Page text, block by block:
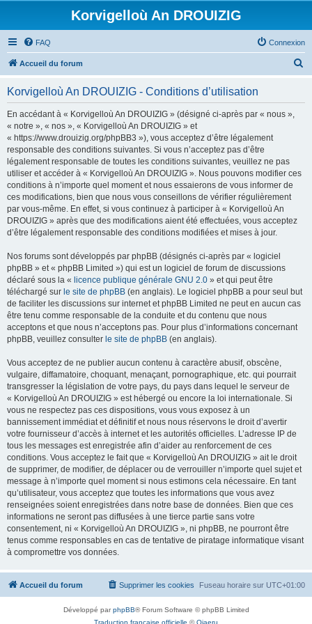
Korvigelloù An DROUIZIG
FAQ Connexion
Accueil du forum
Korvigelloù An DROUIZIG - Conditions d’utilisation
En accédant à « Korvigelloù An DROUIZIG » (désigné ci-après par « nous »,
« notre », « nos », « Korvigelloù An DROUIZIG » et
« https://www.drouizig.org/phpBB3 »), vous acceptez d’être légalement
responsable des conditions suivantes. Si vous n’acceptez pas d’être
légalement responsable de toutes les conditions suivantes, veuillez ne pas
utiliser et accéder à « Korvigelloù An DROUIZIG ». Nous pouvons modifier ces
conditions à n’importe quel moment et nous essaierons de vous informer de
ces modifications, bien que nous vous conseillons de vérifier régulièrement
par vous-même. En effet, si vous continuez à participer à « Korvigelloù An
DROUIZIG » après que des modifications aient été effectuées, vous acceptez
d’être légalement responsable des conditions modifiées et mises à jour.
Nos forums sont développés par phpBB (désignés ci-après par « logiciel
phpBB » et « phpBB Limited ») qui est un logiciel de forum de discussions
déclaré sous la « licence publique générale GNU 2.0 » et qui peut être
téléchargé sur le site de phpBB (en anglais). Le logiciel phpBB a pour seul but
de faciliter les discussions sur internet et phpBB Limited ne peut en aucun cas
être tenu comme responsable de la conduite et du contenu que nous
acceptons et que nous n’acceptons pas. Pour plus d’informations concernant
phpBB, veuillez consulter le site de phpBB (en anglais).
Vous acceptez de ne publier aucun contenu à caractère abusif, obscène,
vulgaire, diffamatoire, choquant, menaçant, pornographique, etc. qui pourrait
transgresser la législation de votre pays, du pays dans lequel le serveur de
« Korvigelloù An DROUIZIG » est hébergé ou encore la loi internationale. Si
vous ne respectez pas ces dispositions, vous vous exposez à un
bannissement immédiat et définitif et nous nous réservons le droit d’avertir
votre fournisseur d’accès à internet et les autorités officielles. L’adresse IP de
tous les messages est enregistrée afin d’aider au renforcement de ces
conditions. Vous acceptez le fait que « Korvigelloù An DROUIZIG » ait le droit
de supprimer, de modifier, de déplacer ou de verrouiller n’importe quel sujet et
message à n’importe quel moment si nous estimons cela nécessaire. En tant
qu’utilisateur, vous acceptez que toutes les informations que vous avez
renseignées soient enregistrées dans notre base de données. Bien que ces
informations ne seront pas diffusées à une tierce partie sans votre
consentement, ni « Korvigelloù An DROUIZIG », ni phpBB, ne pourront être
tenus comme responsables en cas de tentative de piratage informatique visant
à compromettre vos données.
Accueil du forum Fuseau horaire sur UTC+01:00
Supprimer les cookies
Développé parphpBB® Forum Software © phpBB Limited
Traduction française officielle ©Qiaeru